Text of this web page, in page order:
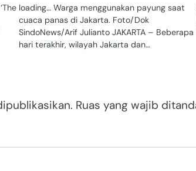
loading… Warga menggunakan payung saat
cuaca panas di Jakarta. Foto/Dok
SindoNews/Arif Julianto JAKARTA – Beberapa
hari terakhir, wilayah Jakarta dan…
Ruas yang wajib